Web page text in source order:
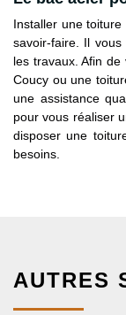
Installer une
savoir-faire. Il vous
les travaux. Afin
Coucy ou une
une assistance
pour vous réaliser
disposer une
besoins.
AUTRES